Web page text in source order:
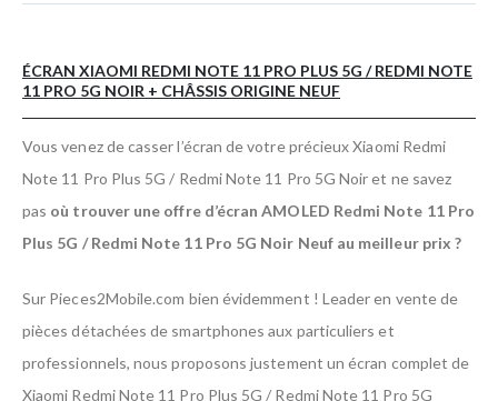
ÉCRAN XIAOMI REDMI NOTE 11 PRO PLUS 5G / REDMI NOTE
11 PRO 5G NOIR + CHÂSSIS ORIGINE NEUF
Vous venez de casser l’écran de votre précieux Xiaomi Redmi
Note 11 Pro Plus 5G / Redmi Note 11 Pro 5G Noir et ne savez
pas où trouver une offre d’écran AMOLED Redmi Note 11 Pro
Plus 5G / Redmi Note 11 Pro 5G Noir Neuf au meilleur prix ?
Sur Pieces2Mobile.com bien évidemment ! Leader en vente de
pièces détachées de smartphones aux particuliers et
professionnels, nous proposons justement un écran complet de
Xiaomi Redmi Note 11 Pro Plus 5G / Redmi Note 11 Pro 5G